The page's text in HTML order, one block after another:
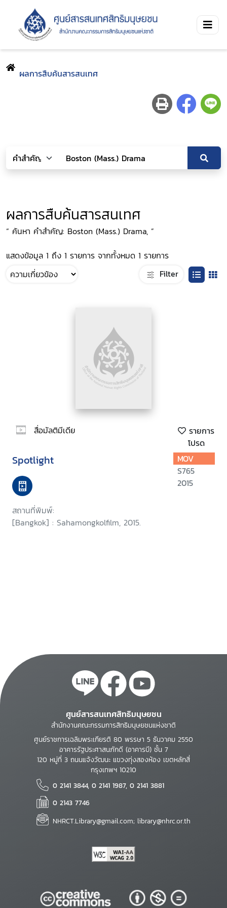
ผลการสืบค้นสารสนเทศ
ผลการสืบค้นสารสนเทศ
“ ค้นหา คำสำคัญ: Boston (Mass.) Drama, ”
แสดงข้อมูล 1 ถึง 1 รายการ จากทั้งหมด 1 รายการ
Filter
สื่อมัลติมีเดีย
รายการ
โปรด
Spotlight
สถานที่พิมพ์:
[Bangkok] : Sahamongkolfilm, 2015.
MOV
S765
2015
ศูนย์สารสนเทศสิทธิมนุษยชน
สำนักงานคณะกรรมการสิทธิมนุษยชนแห่งชาติ
ศูนย์ราชการเฉลิมพระเกียรติ 80 พรรษา 5 ธันวาคม 2550
อาคารรัฐประศาสนภักดี (อาคารบี) ชั้น 7
120 หมู่ที่ 3 ถนนแจ้งวัฒนะ แขวงทุ่งสองห้อง เขตหลักสี่
กรุงเทพฯ 10210
0 2141 3844, 0 2141 1987, 0 2141 3881
0 2143 7746
NHRCT.Library@gmail.com; library@nhrc.or.th